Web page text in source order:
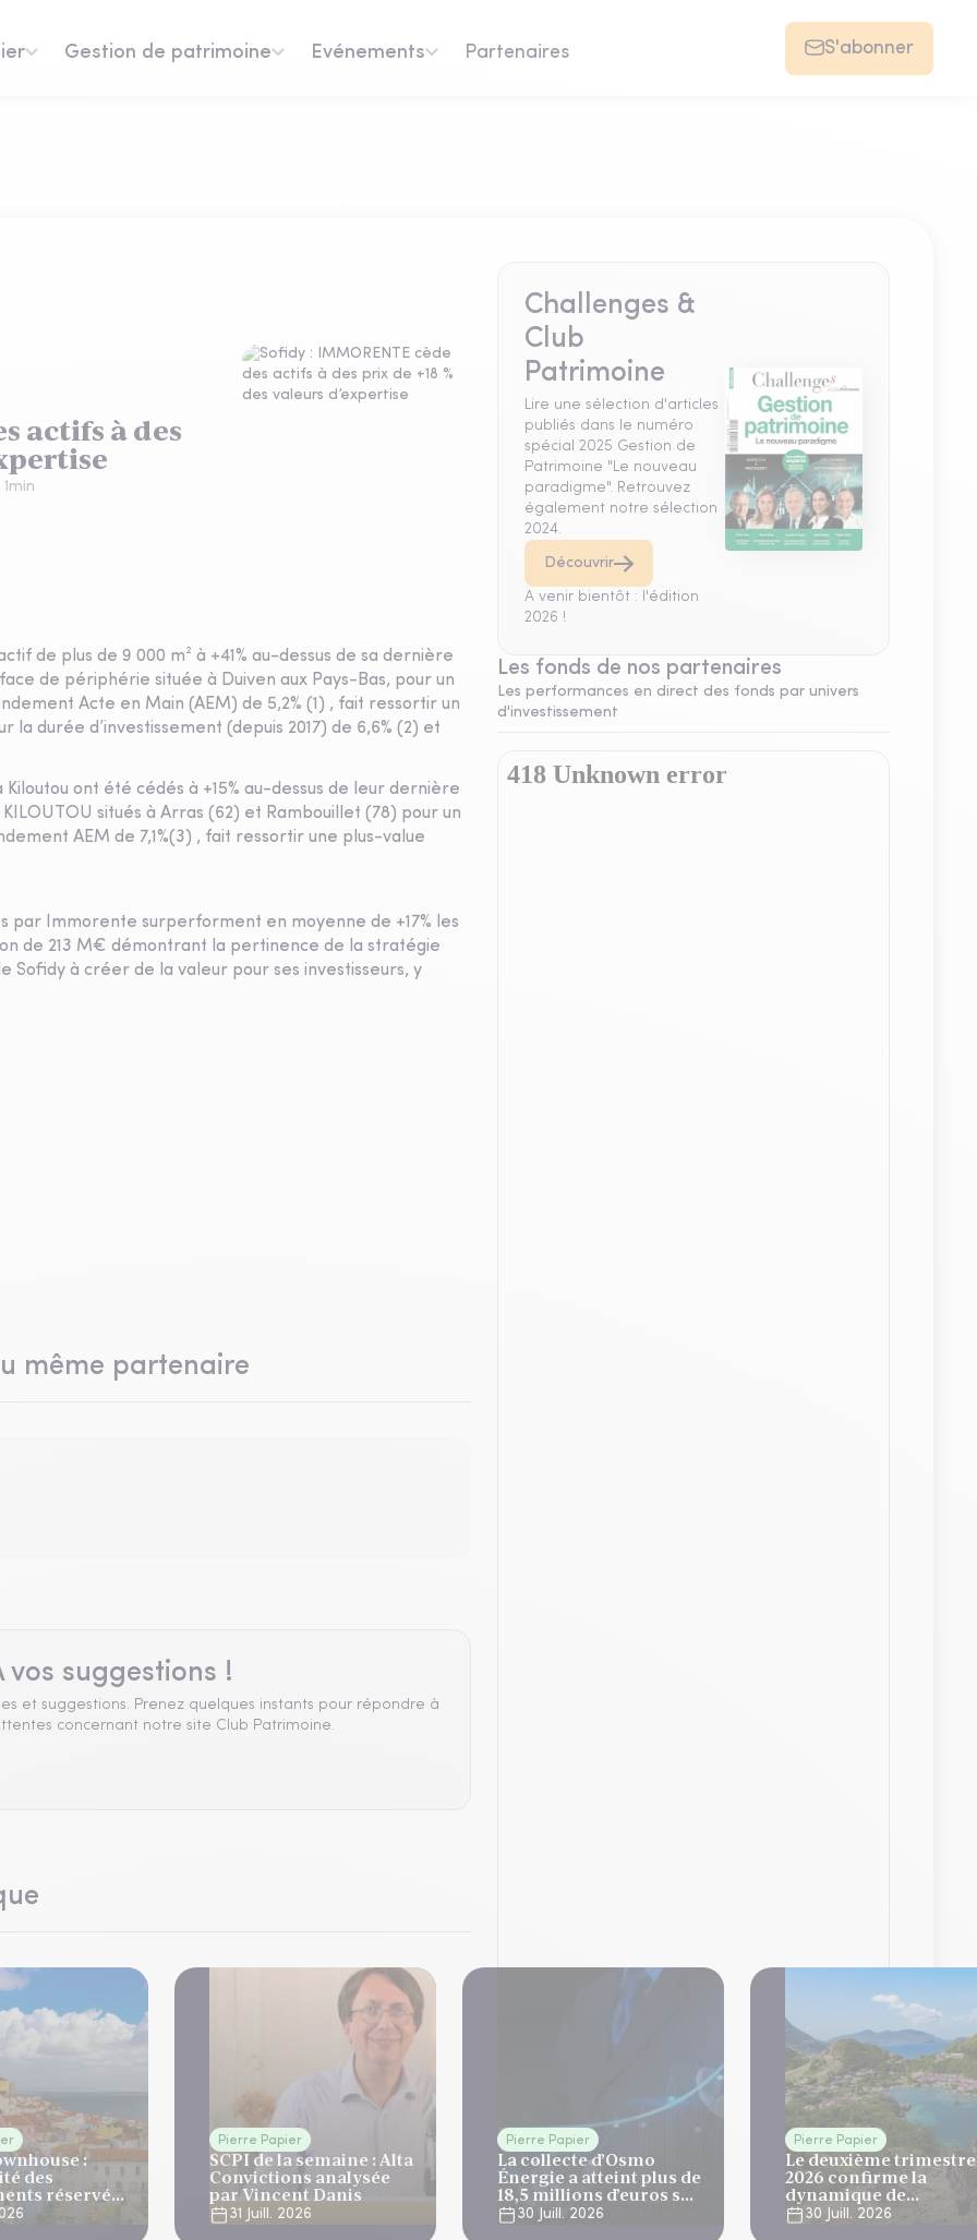
Gestion de patrimoine Evénements Partenaires S'abonner
actifs à des
1min
de plus de 9 000 m² à +41% au-dessus de sa dernière
de périphérie située à Duiven aux Pays-Bas, pour un
Acte en Main (AEM) de 5,2% (1) , fait ressortir un
la durée d’investissement (depuis 2017) de 6,6% (2) et
ont été cédés à +15% au-dessus de leur dernière
situés à Arras (62) et Rambouillet (78) pour un
AEM de 7,1%(3) , fait ressortir une plus-value
par Immorente surperforment en moyenne de +17% les
de 213 M€ démontrant la pertinence de la stratégie
Sofidy à créer de la valeur pour ses investisseurs, y
même partenaire
suggestions !
et suggestions. Prenez quelques instants pour répondre à
concernant notre site Club Patrimoine.
:
des
réservés
Pierre Papier
SCPI de la semaine : Alta
Convictions analysée
par Vincent Danis
31 Juill. 2026
Pierre Papier
La collecte d’Osmo
Énergie a atteint plus de
18,5 millions d’euros sur
le T230 Juill. 2026
Pierre Papier
Le deuxième trimestre
2026 confirme la
dynamique de
développement
d'Elevation Tertiom
30 Juill. 2026
Challenges &
Club
Patrimoine
Lire une sélection d'articles
publiés dans le numéro
spécial 2025 Gestion de
Patrimoine "Le nouveau
paradigme". Retrouvez
également notre sélection
2024.
Découvrir
A venir bientôt : l'édition
2026 !
Les fonds de nos partenaires
Les performances en direct des fonds par univers
d'investissement